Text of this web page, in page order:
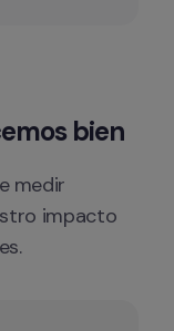
bien
medir
impacto